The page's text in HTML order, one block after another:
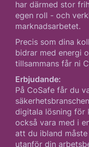
har därmed stor
egen roll - och
marknadsarbetet.
Precis som dina
bidrar med energi
tillsammans får ni
Erbjudande:
På CoSafe får du
digitala lösning för
också vara med i
att du ibland
utanför din